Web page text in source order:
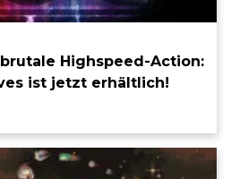
Highspeed-Action:
ist jetzt erhältlich!